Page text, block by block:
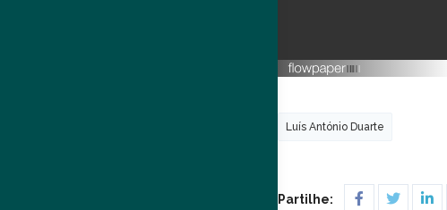
Luís António Duarte
Partilhe: